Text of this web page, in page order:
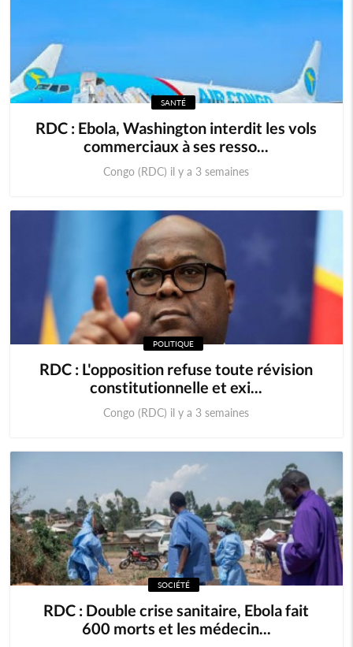
SANTÉ
RDC : Ebola, Washington interdit les vols
commerciaux à ses resso...
Congo (RDC) il y a 3 semaines
POLITIQUE
RDC : L'opposition refuse toute révision
constitutionnelle et exi...
Congo (RDC) il y a 3 semaines
SOCIÉTÉ
RDC : Double crise sanitaire, Ebola fait
600 morts et les médecin...